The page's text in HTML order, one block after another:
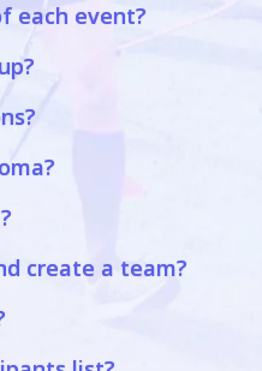
each event?
create a team?